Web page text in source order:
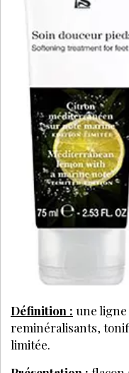
Définition : une
reminéralisants,
limitée.